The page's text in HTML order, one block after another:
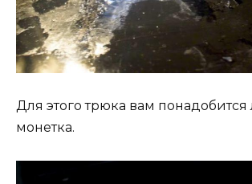
Для этого трюка вам понадобится
монетка.